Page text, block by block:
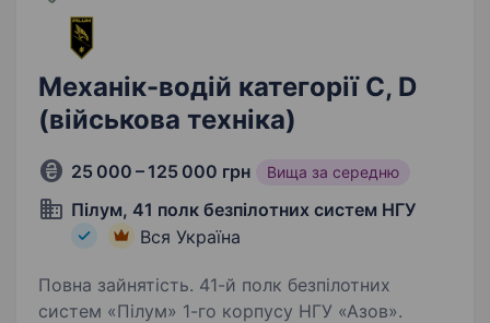
Механік-водій категорії C, D
(військова техніка)
25 000 – 125 000 грн Вища за середню
Пілум, 41 полк безпілотних систем НГУ
Вся Україна
Повна зайнятість. 41-й полк безпілотних
систем «Пілум» 1-го корпусу НГУ «Азов».